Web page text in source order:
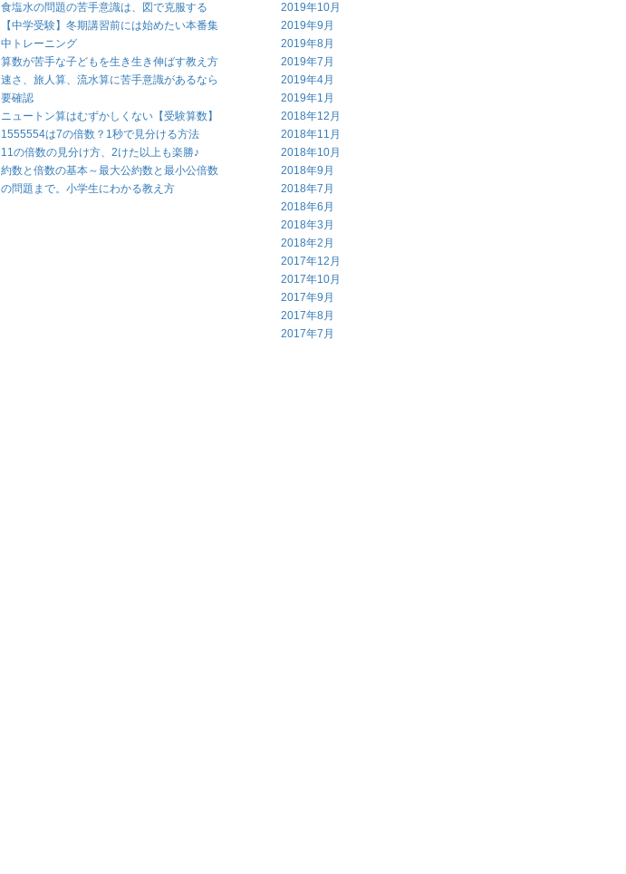
食塩水の問題の苦手意識は、図で克服する
【中学受験】冬期講習前には始めたい本番集
中トレーニング
算数が苦手な子どもを生き生き伸ばす教え方
速さ、旅人算、流水算に苦手意識があるなら
要確認
ニュートン算はむずかしくない【受験算数】
1555554は7の倍数？1秒で見分ける方法
11の倍数の見分け方、2けた以上も楽勝♪
約数と倍数の基本～最大公約数と最小公倍数
の問題まで。小学生にわかる教え方
2019年10月
2019年9月
2019年8月
2019年7月
2019年4月
2019年1月
2018年12月
2018年11月
2018年10月
2018年9月
2018年7月
2018年6月
2018年3月
2018年2月
2017年12月
2017年10月
2017年9月
2017年8月
2017年7月